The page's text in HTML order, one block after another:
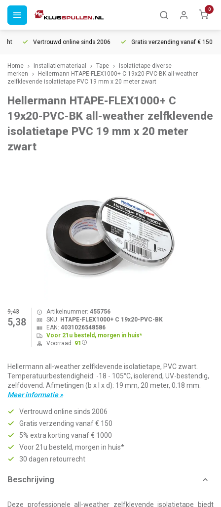
0
Vertrouwd online sinds 2006 Gratis verzending vanaf € 150
Home Installatiemateriaal Tape
Isolatietape diverse
merken
Hellermann HTAPE-FLEX1000+ C 19x20-PVC-BK all-weather
zelfklevende isolatietape PVC 19 mm x 20 meter zwart
Hellermann HTAPE-FLEX1000+ C
19x20-PVC-BK all-weather zelfklevende
isolatietape PVC 19 mm x 20 meter
zwart
9,43
5,38
Artikelnummer: 455756
SKU: HTAPE-FLEX1000+ C 19x20-PVC-BK
EAN: 4031026548586
Voor 21u besteld, morgen in huis*
Voorraad: 91
Hellermann all-weather zelfklevende isolatietape, PVC zwart.
Temperatuurbestendigheid: -18 - 105°C, isolerend, UV-bestendig,
zelfdovend. Afmetingen (b x l x d): 19 mm, 20 meter, 0.18 mm.
Meer informatie »
Vertrouwd online sinds 2006
Gratis verzending vanaf € 150
5% extra korting vanaf € 1000
Voor 21u besteld, morgen in huis*
30 dagen retourrecht
Beschrijving
Deze professionele all-weather zelfklevende isolatietape biedt